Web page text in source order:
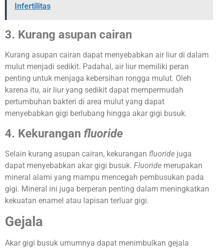
Infertilitas
3. Kurang asupan cairan
Kurang asupan cairan dapat menyebabkan air liur di dalam
mulut menjadi sedikit. Padahal, air liur memiliki peran
penting untuk menjaga kebersihan rongga mulut. Oleh
karena itu, air liur yang sedikit dapat mempermudah
pertumbuhan bakteri di area mulut yang dapat
menyebabkan gigi berlubang hingga akar gigi busuk.
4. Kekurangan fluoride
Selain kurang asupan cairan, kekurangan fluoride juga
dapat menyebabkan akar gigi busuk. Fluoride merupakan
mineral alami yang mampu mencegah pembusukan pada
gigi. Mineral ini juga berperan penting dalam meningkatkan
kekuatan enamel atau lapisan terluar gigi.
Gejala
Akar gigi busuk umumnya dapat menimbulkan gejala